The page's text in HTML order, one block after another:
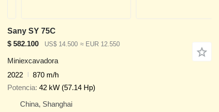
Sany SY 75C
$ 582.100
US$ 14.500 ≈ EUR 12.550
Miniexcavadora
2022
870 m/h
Potencia 42 kW (57.14 Hp)
China, Shanghai